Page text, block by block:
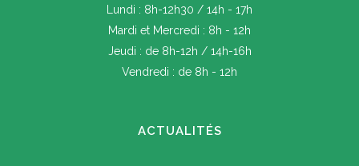
Lundi : 8h-12h30 / 14h - 17h
Mardi et Mercredi : 8h - 12h
Jeudi : de 8h-12h / 14h-16h
Vendredi : de 8h - 12h
ACTUALITÉS